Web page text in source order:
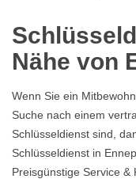
Nähe von
Wenn Sie ein
Suche nach einem
Schlüsseldienst sind,
Schlüsseldienst in
Preisgünstige Service